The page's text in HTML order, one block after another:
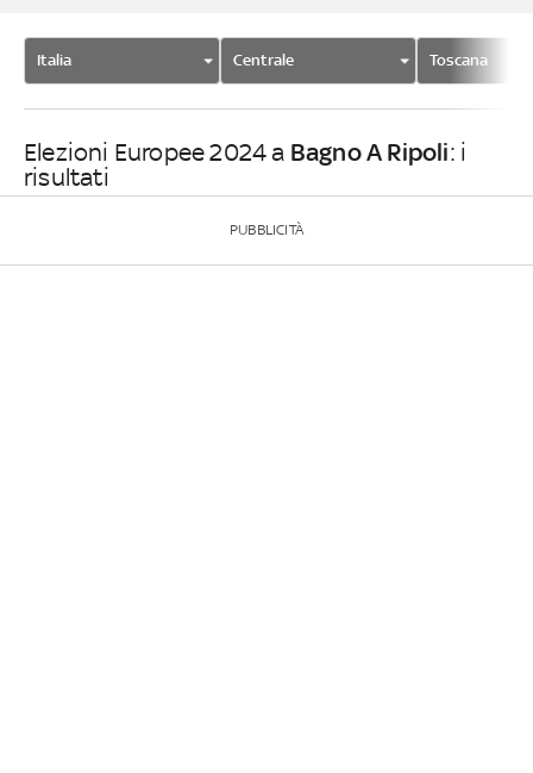
Italia Centrale Toscana
Elezioni Europee 2024 a Bagno A Ripoli: i
risultati
PUBBLICITÀ